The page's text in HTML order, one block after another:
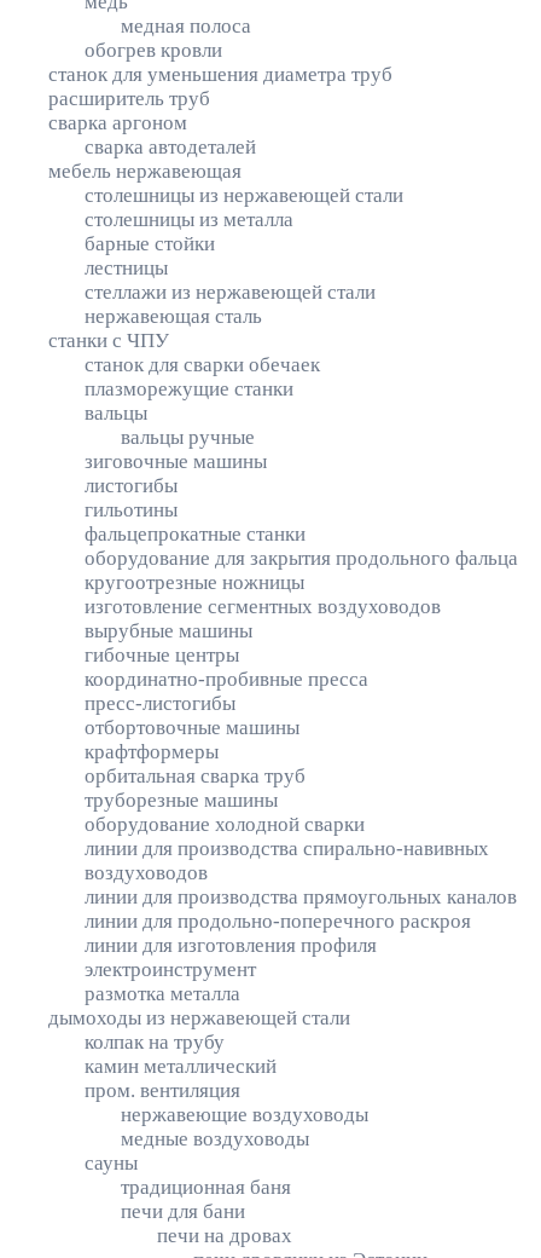
медная полоса
обогрев кровли
станок для уменьшения диаметра труб
расширитель труб
сварка аргоном
сварка автодеталей
мебель нержавеющая
столешницы из нержавеющей стали
столешницы из металла
барные стойки
лестницы
стеллажи из нержавеющей стали
нержавеющая сталь
станки с ЧПУ
станок для сварки обечаек
плазморежущие станки
вальцы
вальцы ручные
зиговочные машины
листогибы
гильотины
фальцепрокатные станки
оборудование для закрытия продольного фальца
кругоотрезные ножницы
изготовление сегментных воздуховодов
вырубные машины
гибочные центры
координатно-пробивные пресса
пресс-листогибы
отбортовочные машины
крафтформеры
орбитальная сварка труб
труборезные машины
оборудование холодной сварки
линии для производства спирально-навивных
воздуховодов
линии для производства прямоугольных каналов
линии для продольно-поперечного раскроя
линии для изготовления профиля
электроинструмент
размотка металла
дымоходы из нержавеющей стали
колпак на трубу
камин металлический
пром. вентиляция
нержавеющие воздуховоды
медные воздуховоды
сауны
традиционная баня
печи для бани
печи на дровах